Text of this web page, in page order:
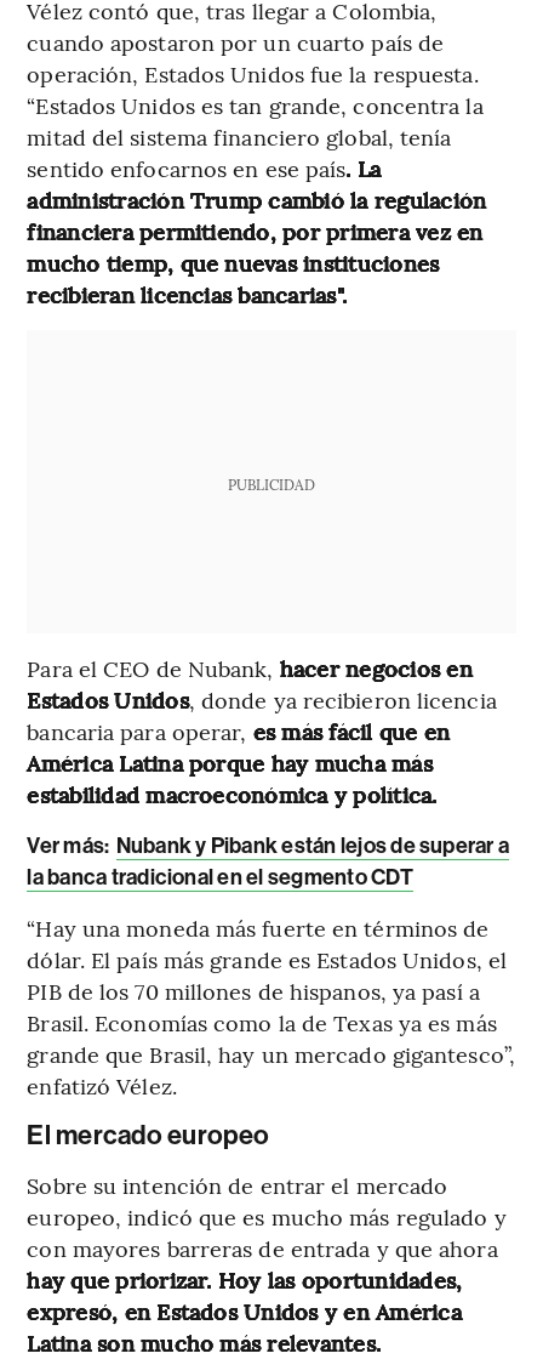
Vélez contó que, tras llegar a Colombia,
cuando apostaron por un cuarto país de
operación, Estados Unidos fue la respuesta.
“Estados Unidos es tan grande, concentra la
mitad del sistema financiero global, tenía
sentido enfocarnos en ese país. La
administración Trump cambió la regulación
financiera permitiendo, por primera vez en
mucho tiemp, que nuevas instituciones
recibieran licencias bancarias".
PUBLICIDAD
Para el CEO de Nubank, hacer negocios en
Estados Unidos, donde ya recibieron licencia
bancaria para operar, es más fácil que en
América Latina porque hay mucha más
estabilidad macroeconómica y política.
Ver más: Nubank y Pibank están lejos de superar a
la banca tradicional en el segmento CDT
“Hay una moneda más fuerte en términos de
dólar. El país más grande es Estados Unidos, el
PIB de los 70 millones de hispanos, ya pasí a
Brasil. Economías como la de Texas ya es más
grande que Brasil, hay un mercado gigantesco”,
enfatizó Vélez.
El mercado europeo
Sobre su intención de entrar el mercado
europeo, indicó que es mucho más regulado y
con mayores barreras de entrada y que ahora
hay que priorizar. Hoy las oportunidades,
expresó, en Estados Unidos y en América
Latina son mucho más relevantes.